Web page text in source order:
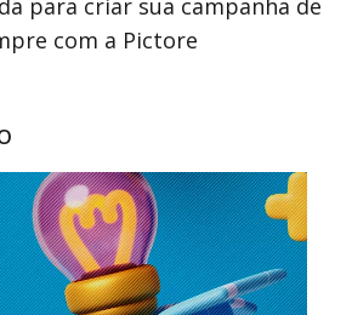
com a Pictore